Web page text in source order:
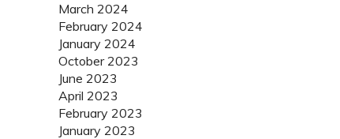
March 2024
February 2024
January 2024
October 2023
June 2023
April 2023
February 2023
January 2023